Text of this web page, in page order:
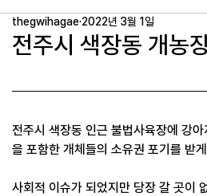
전주시 색장동 개농
thegwihagae 2022년 3월 1일
전주시 색장동 인근 불법사육장에 강
을 포함한 개체들의 소유권 포기를 받
사회적 이슈가 되었지만 당장 갈 곳이